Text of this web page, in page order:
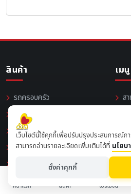
สินค้า
รถครอบครัว
เกียร์อัตโนมัติ
สปอร์ต
นีโอสปอร์ตคาเฟ่
เมนู
ส
ข้
เว็บไซต์นี้ใช้คุกกี้เพื่อปรับปรุงประสบการณ์
สามารถอ่านรายละเอียดเพิ่มเติมได้ที่ นโยบ
ตั้งค่าคุกกี้
หน้าแรก สินค้า โปรโมชั่น